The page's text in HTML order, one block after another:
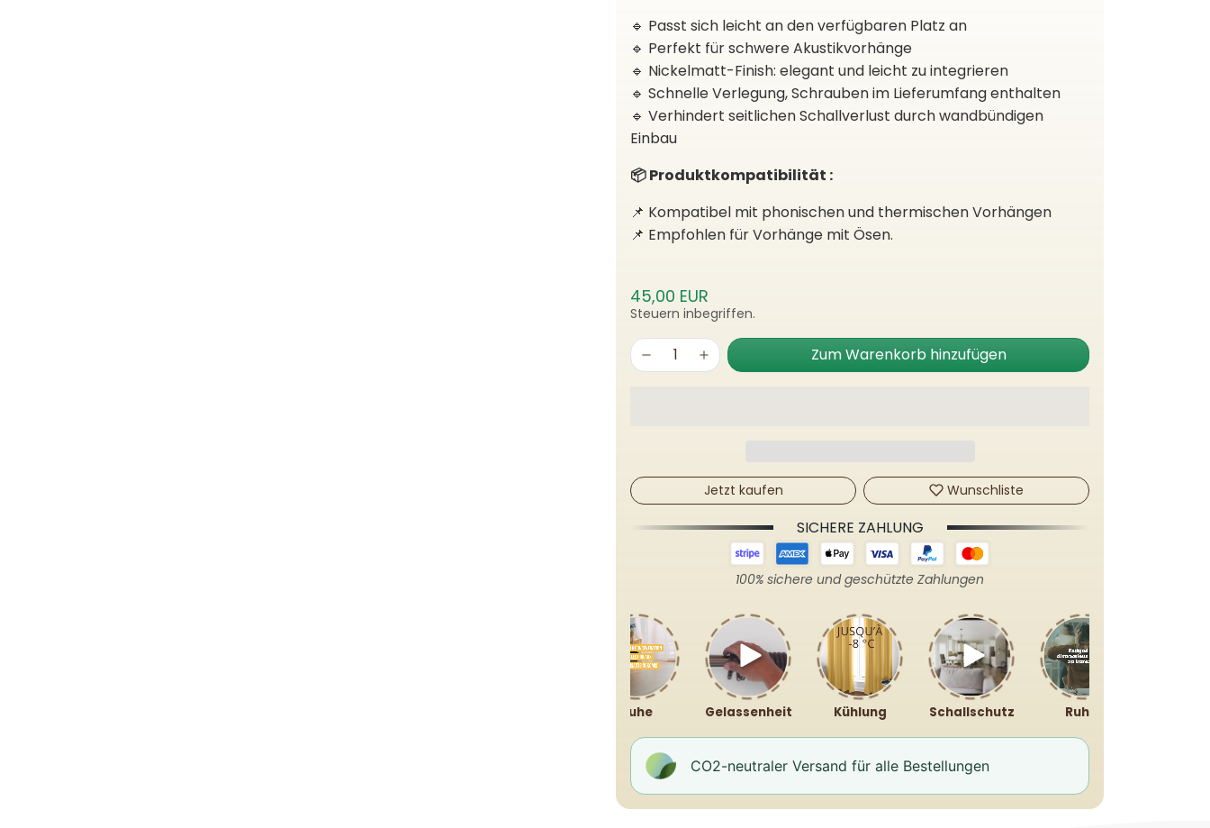
🔹 Passt sich leicht an den verfügbaren Platz an
🔹 Perfekt für schwere Akustikvorhänge
🔹 Nickelmatt-Finish: elegant und leicht zu integrieren
🔹 Schnelle Verlegung, Schrauben im Lieferumfang enthalten
🔹 Verhindert seitlichen Schallverlust durch wandbündigen
Einbau
📦 Produktkompatibilität :
📌 Kompatibel mit phonischen und thermischen Vorhängen
📌 Empfohlen für Vorhänge mit Ösen.
45,00 EUR
Steuern inbegriffen.
Zum Warenkorb hinzufügen
Jetzt kaufen Wunschliste
SICHERE ZAHLUNG
100% sichere und geschützte Zahlungen
Ruhe Gelassenheit Kühlung Schallschutz Ruhig
CO2-neutraler Versand für alle Bestellungen